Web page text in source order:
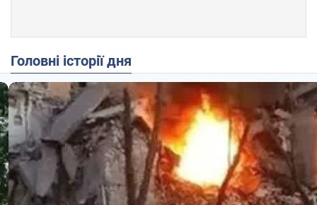
Головні історії дня